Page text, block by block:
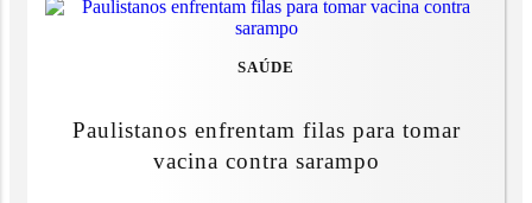
SAÚDE
Paulistanos enfrentam filas para tomar
vacina contra sarampo